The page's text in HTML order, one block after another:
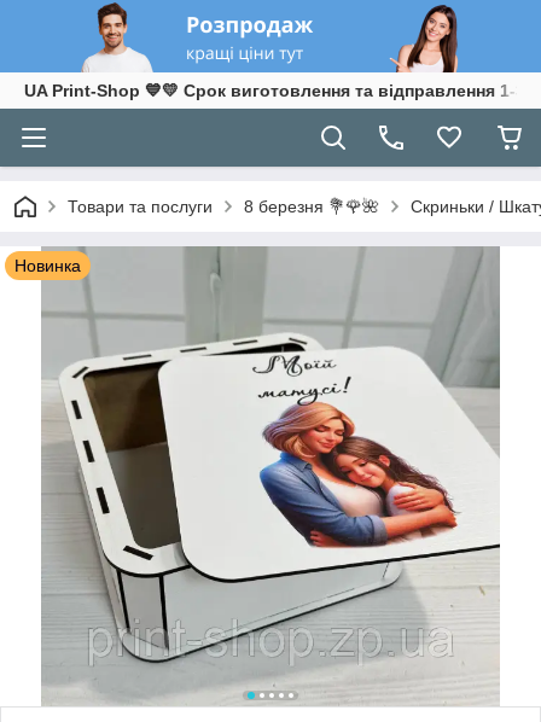
UA Print-Shop ​💙💛 Срок виготовлення та відправлення 1-3
Товари та послуги 8 березня 💐🌹🌺 Скриньки /
Новинка